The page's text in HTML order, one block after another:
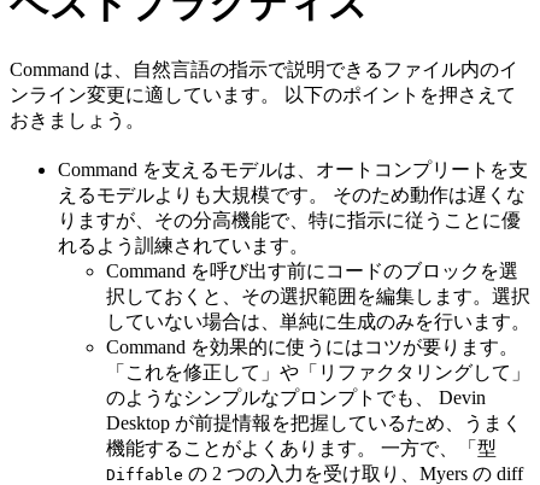
Command は、自然言語の指示で説明できるファイル内のイ
ンライン変更に適しています。 以下のポイントを押さえて
おきましょう。
Command を支えるモデルは、オートコンプリートを支
えるモデルよりも大規模です。 そのため動作は遅くな
りますが、その分高機能で、特に指示に従うことに優
れるよう訓練されています。
Command を呼び出す前にコードのブロックを選
択しておくと、その選択範囲を編集します。選択
していない場合は、単純に生成のみを行います。
Command を効果的に使うにはコツが要ります。
「これを修正して」や「リファクタリングして」
のようなシンプルなプロンプトでも、 Devin
Desktop が前提情報を把握しているため、うまく
機能することがよくあります。 一方で、「型
Diffable の 2 つの入力を受け取り、Myers の diff